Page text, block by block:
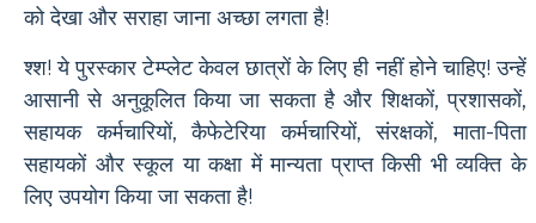
को देखा और सराहा जाना अच्छा लगता है!
श्श! ये पुरस्कार टेम्प्लेट केवल छात्रों के लिए ही नहीं होने चाहिए! उन्हें
आसानी से अनुकूलित किया जा सकता है और शिक्षकों, प्रशासकों,
सहायक कर्मचारियों, कैफेटेरिया कर्मचारियों, संरक्षकों, माता-पिता
सहायकों और स्कूल या कक्षा में मान्यता प्राप्त किसी भी व्यक्ति के
लिए उपयोग किया जा सकता है!